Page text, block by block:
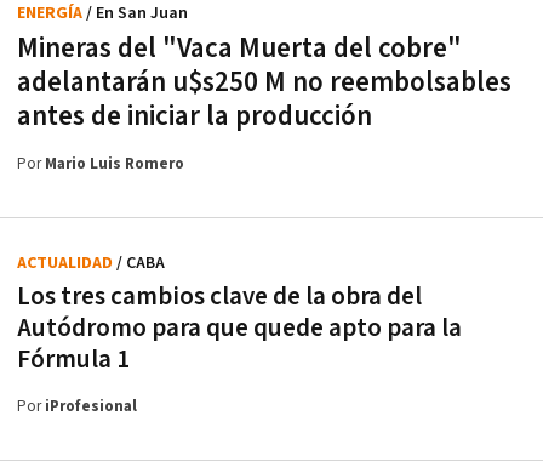
Mineras del "Vaca Muerta del cobre"
adelantarán u$s250 M no reembolsables
antes de iniciar la producción
ENERGÍA/ En San Juan
PorMario Luis Romero
Los tres cambios clave de la obra del
Autódromo para que quede apto para la
Fórmula 1
ACTUALIDAD / CABA
PoriProfesional